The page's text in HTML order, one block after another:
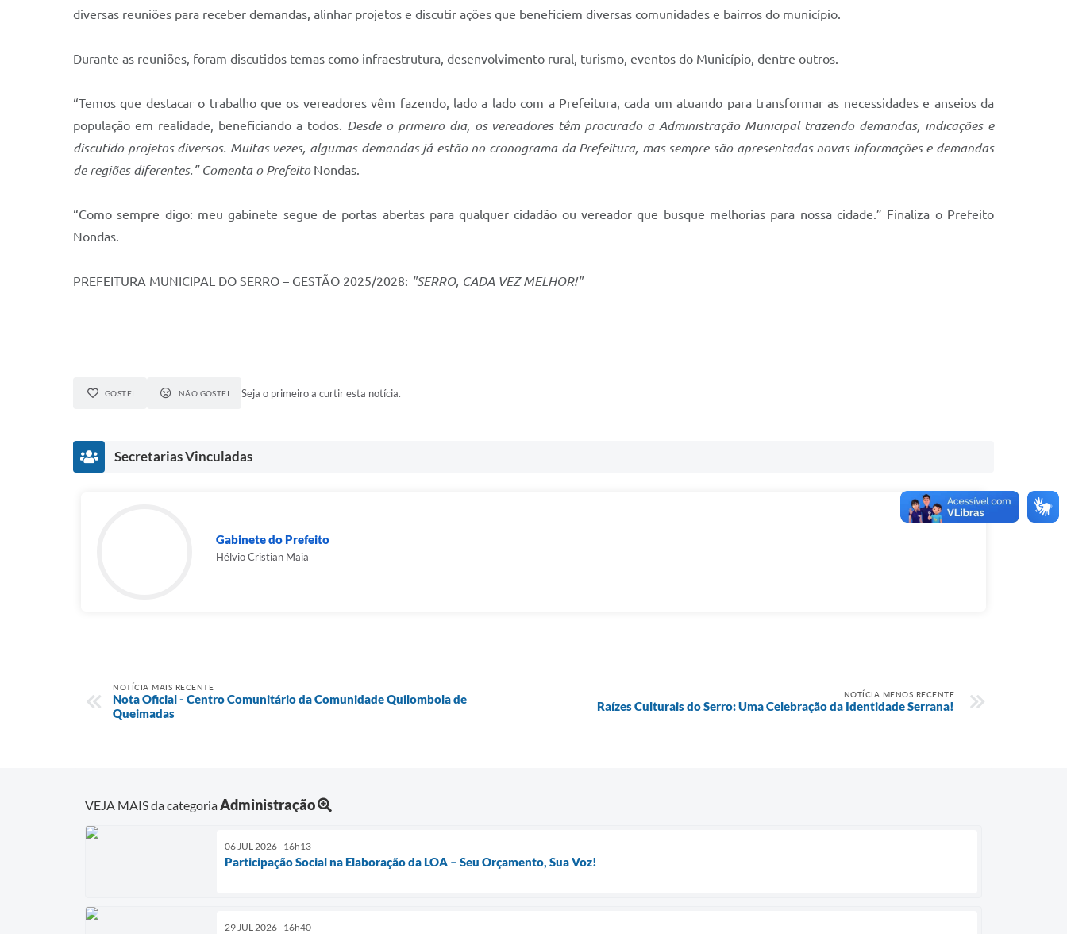
diversas reuniões para receber demandas, alinhar projetos e discutir ações que beneficiem diversas comunidades e bairros do município.
Durante as reuniões, foram discutidos temas como infraestrutura, desenvolvimento rural, turismo, eventos do Município, dentre outros.
“Temos que destacar o trabalho que os vereadores vêm fazendo, lado a lado com a Prefeitura, cada um atuando para transformar as necessidades e anseios da
população em realidade, beneficiando a todos. Desde o primeiro dia, os vereadores têm procurado a Administração Municipal trazendo demandas, indicações e
discutido projetos diversos. Muitas vezes, algumas demandas já estão no cronograma da Prefeitura, mas sempre são apresentadas novas informações e demandas
de regiões diferentes.” Comenta o Prefeito Nondas.
“Como sempre digo: meu gabinete segue de portas abertas para qualquer cidadão ou vereador que busque melhorias para nossa cidade.” Finaliza o Prefeito
Nondas.
PREFEITURA MUNICIPAL DO SERRO – GESTÃO 2025/2028: "SERRO, CADA VEZ MELHOR!"
GOSTEI NÃO GOSTEI Seja o primeiro a curtir esta notícia.
Secretarias Vinculadas
Gabinete do Prefeito
Hélvio Cristian Maia
NOTÍCIA MAIS RECENTE
Nota Oficial - Centro Comunitário da Comunidade Quilombola de
Queimadas
NOTÍCIA MENOS RECENTE
Raízes Culturais do Serro: Uma Celebração da Identidade Serrana!
VEJA MAIS da categoriaAdministração
06 JUL 2026 - 16h13
Participação Social na Elaboração da LOA – Seu Orçamento, Sua Voz!
29 JUL 2026 - 16h40